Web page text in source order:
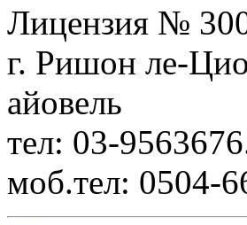
Лицензия №
г. Ришон ле-
айовель
тел: 03-
моб.тел: 0504-